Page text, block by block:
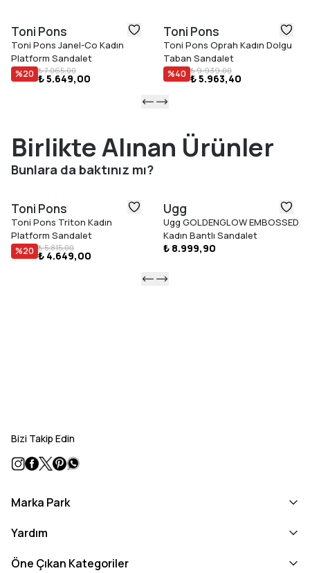
Toni Pons
Toni Pons Janel-Co Kadın
Platform Sandalet
%20 ₺ 7.065,00
₺ 5.649,00
Toni Pons
Toni Pons Oprah Kadın Dolgu
Taban Sandalet
%40 ₺ 9.939,00
₺ 5.963,40
Birlikte Alınan Ürünler
Bunlara da baktınız mı?
Toni Pons
Toni Pons Triton Kadın
Platform Sandalet
%20 ₺ 5.815,00
₺ 4.649,00
Ugg
Ugg GOLDENGLOW EMBOSSED
Kadın Bantlı Sandalet
₺ 8.999,90
Bizi Takip Edin
Marka Park
Yardım
Öne Çıkan Kategoriler